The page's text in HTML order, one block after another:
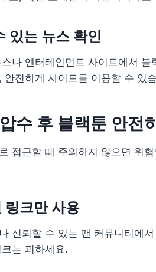
있는 뉴스 확인
나 엔터테인먼트 사이트에서
안전하게 사이트를 이용할 수 있
수 후 블랙툰 안전
접근할 때 주의하지 않으면 위
링크만 사용
신뢰할 수 있는 팬 커뮤니티에
는 피하세요.